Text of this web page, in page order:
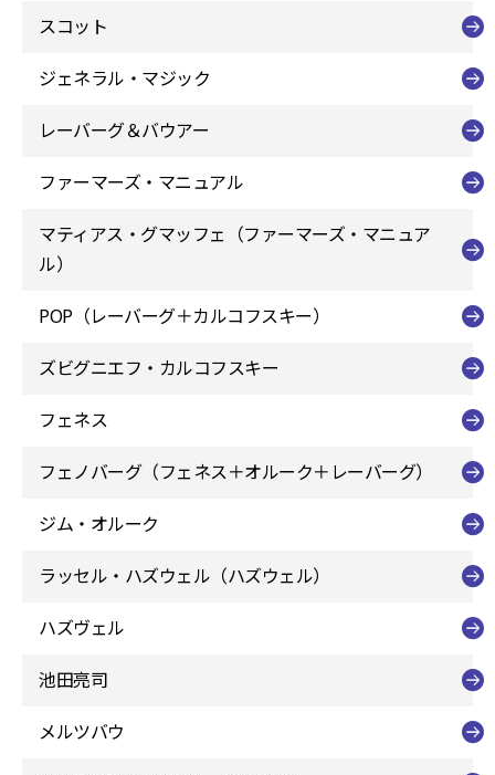
スコット
ジェネラル・マジック
レーバーグ＆バウアー
ファーマーズ・マニュアル
マティアス・グマッフェ（ファーマーズ・マニュア
ル）
POP（レーバーグ＋カルコフスキー）
ズビグニエフ・カルコフスキー
フェネス
フェノバーグ（フェネス＋オルーク＋レーバーグ）
ジム・オルーク
ラッセル・ハズウェル（ハズウェル）
ハズヴェル
池田亮司
メルツバウ